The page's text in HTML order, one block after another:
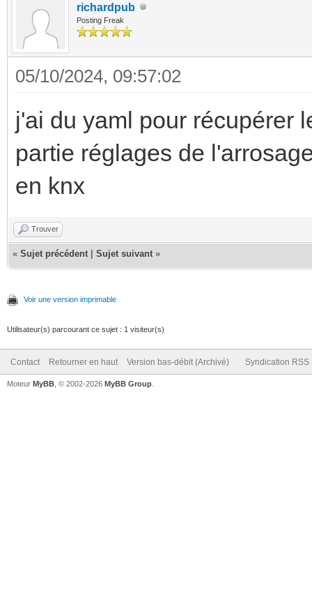
richardpub
Posting Freak
05/10/2024, 09:57:02
j'ai du yaml pour récupérer
partie réglages de
en knx
Trouver
« Sujet précédent Sujet suivant »
Voir une version imprimable
Utilisateur(s) parcourant ce sujet : 1 visiteur(s)
Contact Retourner en haut Version bas-débit (Archivé) Syndication RSS
Moteur MyBB , © 2002-2026 MyBB Group